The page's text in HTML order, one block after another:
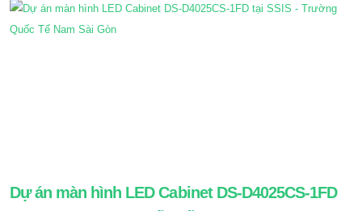
Dự án màn hình LED Cabinet DS-D4025CS-1FD